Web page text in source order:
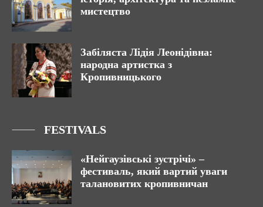
мистецтво
Забіляста Лідія Леонідівна:
народна артистка з
Кропивницького
FESTIVALS
«Нейгаузівські зустрічі» –
фестиваль, який вартий уваги
талановитих кропивничан